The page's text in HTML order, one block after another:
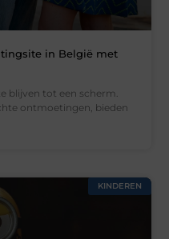
in België met
blijven tot een scherm.
ontmoetingen, bieden
KINDEREN